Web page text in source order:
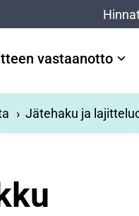
vastaanotto
Jätehaku ja